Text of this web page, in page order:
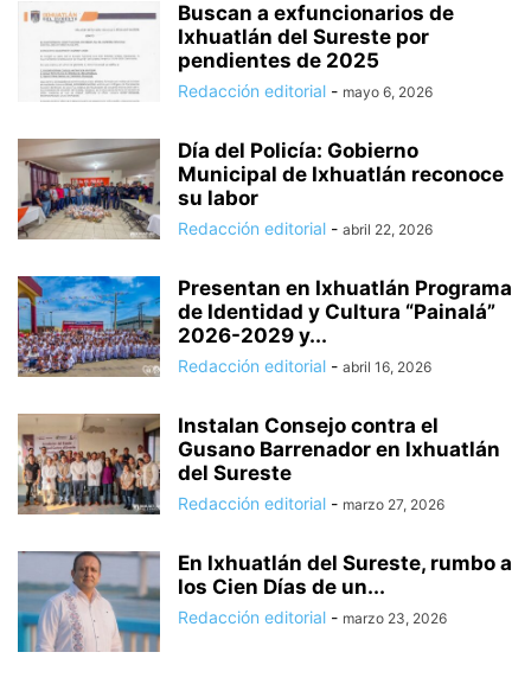
Buscan a exfuncionarios de
Ixhuatlán del Sureste por
pendientes de 2025
Redacción editorial - mayo 6, 2026
Día del Policía: Gobierno
Municipal de Ixhuatlán reconoce
su labor
Redacción editorial - abril 22, 2026
Presentan en Ixhuatlán Programa
de Identidad y Cultura “Painalá”
2026-2029 y...
Redacción editorial - abril 16, 2026
Instalan Consejo contra el
Gusano Barrenador en Ixhuatlán
del Sureste
Redacción editorial - marzo 27, 2026
En Ixhuatlán del Sureste, rumbo a
los Cien Días de un...
Redacción editorial - marzo 23, 2026